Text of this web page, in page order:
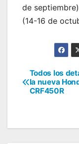
de
(14-16 de
de
Todos los
la nueva
CRF450R